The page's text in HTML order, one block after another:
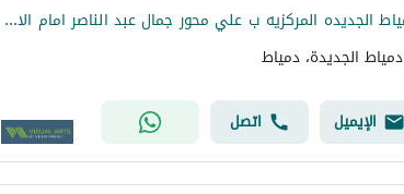
دمياط الجديده المركزيه ب علي محور جمال عبد الناصر امام الاستاد وفندق لمار
دمياط الجديدة، دمياط
الإيميل اتصل